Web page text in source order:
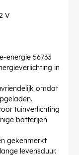
V
energie 56733
in
omdat
tuinverlichting
batterijen
gekenmerkt
levensduur.